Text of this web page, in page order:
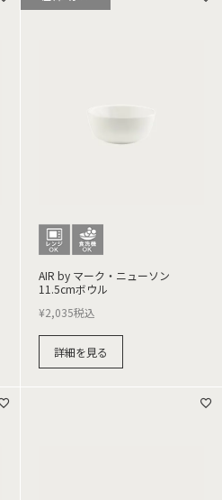
AIR by マーク・ニューソン
11.5cmボウル
¥2,035税込
詳細を見る